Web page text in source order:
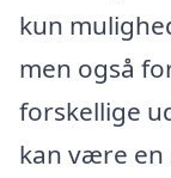
kun
men også
forskellige
kan være